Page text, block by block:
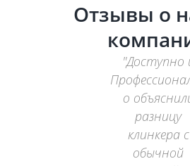
Отзывы о
Доступно
о
разницу
клинкера с
обычной